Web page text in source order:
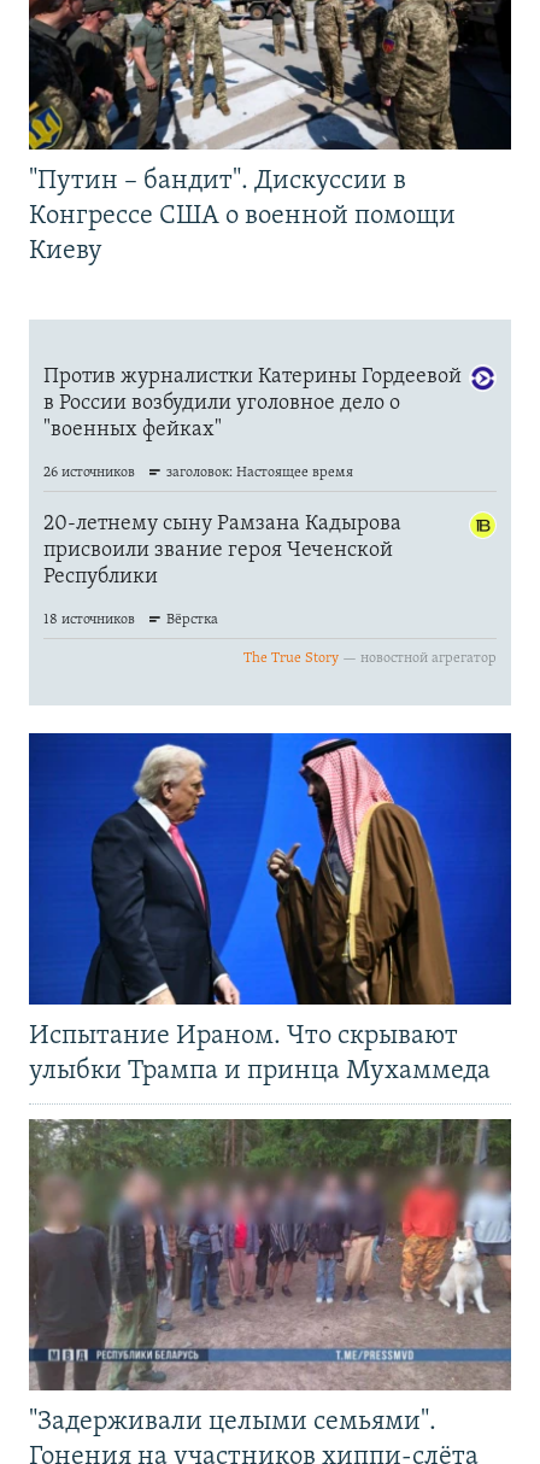
"Путин – бандит". Дискуссии в
Конгрессе США о военной помощи
Киеву
Испытание Ираном. Что скрывают
улыбки Трампа и принца Мухаммеда
"Задерживали целыми семьями".
Гонения на участников хиппи-слёта